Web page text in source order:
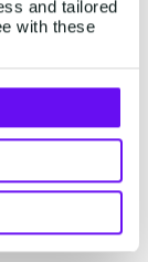
and tailored
with these
غير المحدودة.
· دفع العميل
بها بكل
· إعلام
· تسجيل
مستجدات